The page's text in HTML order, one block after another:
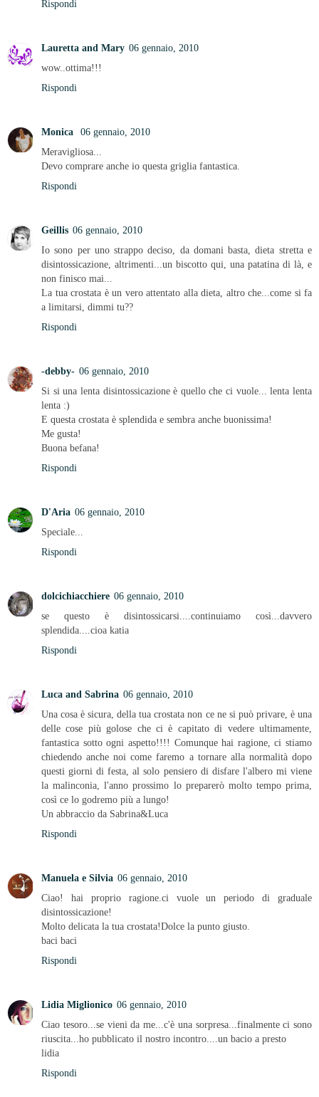
Rispondi
Lauretta and Mary 06 gennaio, 2010
wow..ottima!!!
Rispondi
Monica
06 gennaio, 2010
Meravigliosa...
Devo comprare anche io questa griglia fantastica.
Rispondi
Geillis 06 gennaio, 2010
Io sono per uno strappo deciso, da domani basta, dieta stretta e
disintossicazione, altrimenti...un biscotto qui, una patatina di là, e
non finisco mai...
La tua crostata è un vero attentato alla dieta, altro che...come si fa
a limitarsi, dimmi tu??
Rispondi
-debby- 06 gennaio, 2010
Si si una lenta disintossicazione è quello che ci vuole... lenta lenta
lenta :)
E questa crostata è splendida e sembra anche buonissima!
Me gusta!
Buona befana!
Rispondi
D'Aria 06 gennaio, 2010
Speciale...
Rispondi
dolcichiacchiere 06 gennaio, 2010
se questo è disintossicarsi....continuiamo così...davvero
splendida....cioa katia
Rispondi
Luca and Sabrina 06 gennaio, 2010
Una cosa è sicura, della tua crostata non ce ne si può privare, è una
delle cose più golose che ci è capitato di vedere ultimamente,
fantastica sotto ogni aspetto!!!! Comunque hai ragione, ci stiamo
chiedendo anche noi come faremo a tornare alla normalità dopo
questi giorni di festa, al solo pensiero di disfare l'albero mi viene
la malinconia, l'anno prossimo lo preparerò molto tempo prima,
così ce lo godremo più a lungo!
Un abbraccio da Sabrina&Luca
Rispondi
Manuela e Silvia 06 gennaio, 2010
Ciao! hai proprio ragione.ci vuole un periodo di graduale
disintossicazione!
Molto delicata la tua crostata!Dolce la punto giusto.
baci baci
Rispondi
Lidia Miglionico 06 gennaio, 2010
Ciao tesoro...se vieni da me...c'è una sorpresa...finalmente ci sono
riuscita...ho pubblicato il nostro incontro....un bacio a presto
lidia
Rispondi